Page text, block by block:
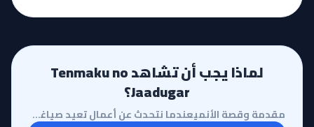
لماذا يجب أن تشاهد Tenmaku no
Jaadugar؟
مقدمة وقصة الأنميعندما نتحدث عن أعمال تعيد صياغة التاريخ برؤية إبداعية، يبرز أنمي 'Tenmaku no Jaadug...